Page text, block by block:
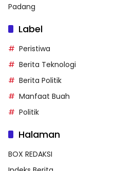
Padang
Label
Peristiwa
Berita Teknologi
Berita Politik
Manfaat Buah
Politik
Halaman
BOX REDAKSI